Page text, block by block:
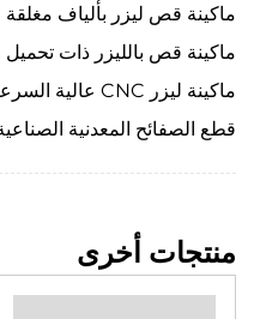
ماكينة قص ليزر بألياف مغلقة
ماكينة قص بالليزر ذات تحميل
ماكينة ليزر CNC عالية السرعة
قطع الصفائح المعدنية
منتجات أخرى